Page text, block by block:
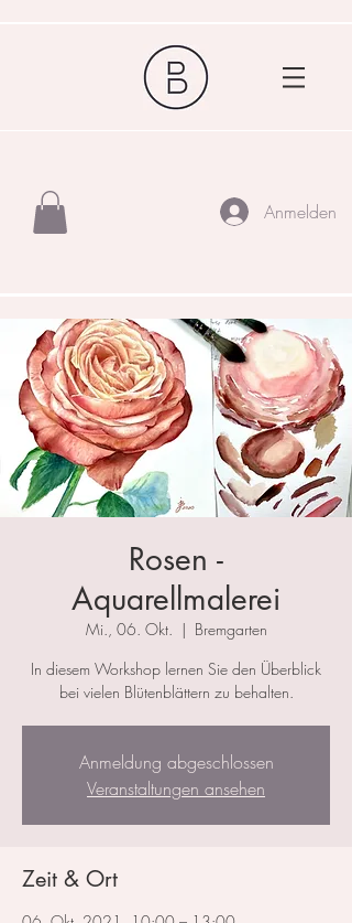
Anmelden
Rosen -
Aquarellmalerei
Mi., 06. Okt.
  |
Bremgarten
In diesem Workshop lernen Sie den Überblick
bei vielen Blütenblättern zu behalten.
Anmeldung abgeschlossen
Veranstaltungen ansehen
Zeit & Ort